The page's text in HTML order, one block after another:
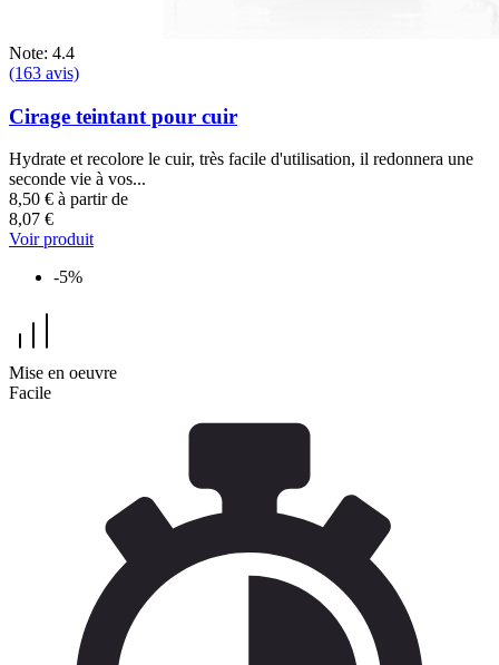
Note: 4.4
(163 avis)
Cirage teintant pour cuir
Hydrate et recolore le cuir, très facile d'utilisation, il redonnera une
seconde vie à vos...
8,50 € à partir de
8,07 €
Voir produit
-5%
Mise en oeuvre
Facile